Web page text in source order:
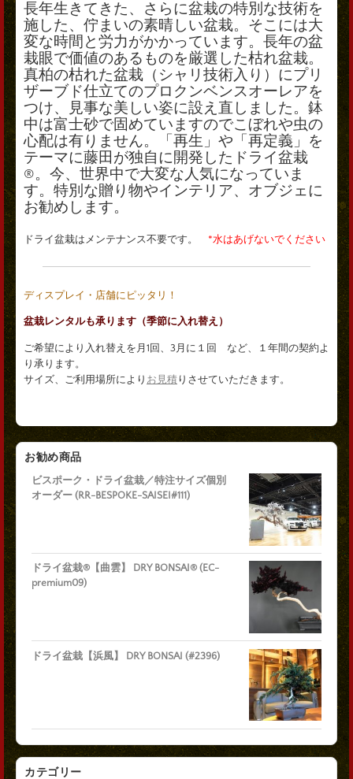
長年生きてきた、さらに盆栽の特別な技術を
施した、佇まいの素晴しい盆栽。そこには大
変な時間と労力がかかっています。長年の盆
栽眼で価値のあるものを厳選した枯れ盆栽。
真柏の枯れた盆栽（シャリ技術入り）にプリ
ザーブド仕立てのプロクンベンスオーレアを
つけ、見事な美しい姿に設え直しました。鉢
中は富士砂で固めていますのでこぼれや虫の
心配は有りません。「再生」や「再定義」を
テーマに藤田が独自に開発したドライ盆栽
®。今、世界中で大変な人気になっていま
す。特別な贈り物やインテリア、オブジェに
お勧めします。
ドライ盆栽はメンテナンス不要です。 *水はあげないでください
ディスプレイ・店舗にピッタリ！
盆栽レンタルも承ります（季節に入れ替え）
ご希望により入れ替えを月1回、3月に１回 など、１年間の契約よ
り承ります。
サイズ、ご利用場所により お見積りさせていただきます。
お勧め商品
ビスポーク・ドライ盆栽／特注サイズ個別
オーダー (RR-BESPOKE-SAISEI#111)
ドライ盆栽®【曲雲】 DRY BONSAI® (EC-
premium09)
ドライ盆栽【浜風】 DRY BONSAI (#2396)
カテゴリー